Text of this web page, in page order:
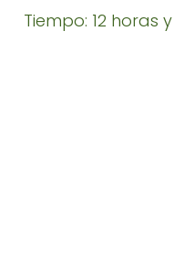
Tiempo: 12 horas